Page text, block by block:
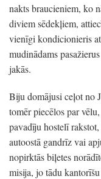
nakts braucieniem, ko
diviem sēdekļiem,
vienīgi kondicionieris
mudinādams
jakās.
Biju domājusi ceļot no
tomēr piecēlos par
pavadīju hostelī
autoostā gandrīz vai
nopirktās biļetes
misija, jo tādu